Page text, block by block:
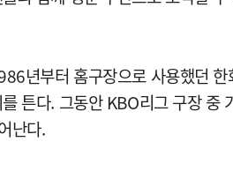
년부터 홈구장으로 사용했던
튼다. 그동안 KBO리그 구장
난다.